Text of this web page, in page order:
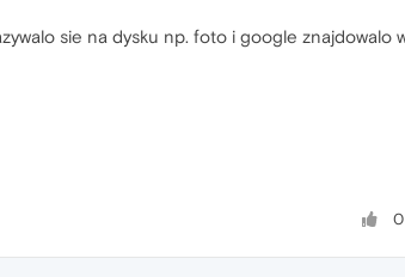
sie na dysku np. foto i google znajdowalo
0